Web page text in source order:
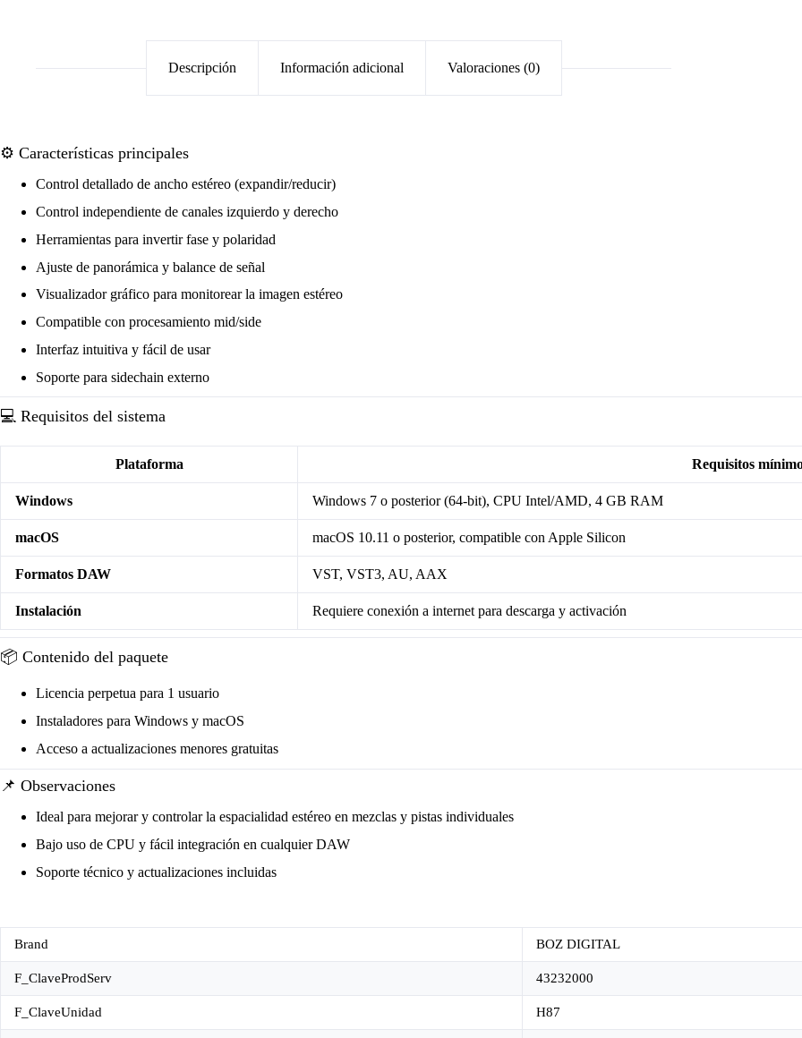
Descripción Información adicional Valoraciones (0)
⚙️ Características principales
Control detallado de ancho estéreo (expandir/reducir)
Control independiente de canales izquierdo y derecho
Herramientas para invertir fase y polaridad
Ajuste de panorámica y balance de señal
Visualizador gráfico para monitorear la imagen estéreo
Compatible con procesamiento mid/side
Interfaz intuitiva y fácil de usar
Soporte para sidechain externo
💻 Requisitos del sistema
Plataforma Requisitos
Windows Windows 7 o posterior (64-bit), CPU Intel/AMD, 4 GB RAM
macOS macOS 10.11 o posterior, compatible con Apple Silicon
Formatos DAW VST, VST3, AU, AAX
Instalación Requiere conexión a internet para descarga y activación
📦 Contenido del paquete
Licencia perpetua para 1 usuario
Instaladores para Windows y macOS
Acceso a actualizaciones menores gratuitas
📌 Observaciones
Ideal para mejorar y controlar la espacialidad estéreo en mezclas y pistas individuales
Bajo uso de CPU y fácil integración en cualquier DAW
Soporte técnico y actualizaciones incluidas
Brand BOZ DIGITAL
F_ClaveProdServ 43232000
F_ClaveUnidad H87